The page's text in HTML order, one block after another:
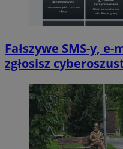
Fałszywe SMS-y,
zgłosisz